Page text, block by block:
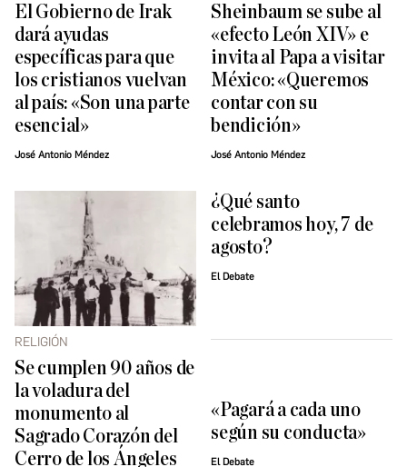
El Gobierno de Irak
dará ayudas
específicas para que
los cristianos vuelvan
al país: «Son una parte
esencial»
José Antonio Méndez
Sheinbaum se sube al
«efecto León XIV» e
invita al Papa a visitar
México: «Queremos
contar con su
bendición»
José Antonio Méndez
RELIGIÓN
Se cumplen 90 años de
la voladura del
monumento al
Sagrado Corazón del
Cerro de los Ángeles
¿Qué santo
celebramos hoy, 7 de
agosto?
El Debate
«Pagará a cada uno
según su conducta»
El Debate